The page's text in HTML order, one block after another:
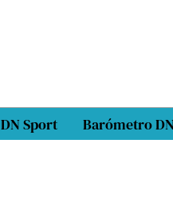
DN Sport Barómetro